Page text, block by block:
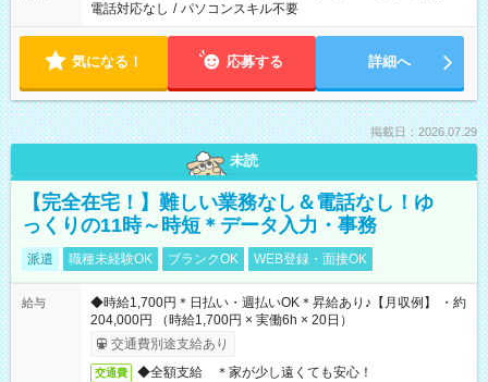
電話対応なし / パソコンスキル不要
気になる！ 応募する 詳細へ
掲載日：2026.07.29
未読
【完全在宅！】難しい業務なし＆電話なし！ゆ
っくりの11時～時短＊データ入力・事務
派遣 職種未経験OK ブランクOK WEB登録・面接OK
給与
◆時給1,700円＊日払い・週払いOK＊昇給あり♪【月収例】 ・約
204,000円 （時給1,700円 × 実働6h × 20日）
交通費別途支給あり
交通費 ◆全額支給 ＊家が少し遠くても安心！